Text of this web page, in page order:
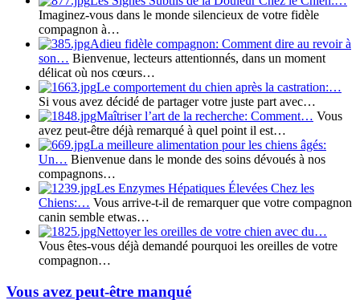
Imaginez-vous dans le monde silencieux de votre fidèle
compagnon à…
Adieu fidèle compagnon: Comment dire au revoir à
son… Bienvenue, lecteurs attentionnés, dans un moment
délicat où nos cœurs…
Le comportement du chien après la castration:…
Si vous avez décidé de partager votre juste part avec…
Maîtriser l’art de la recherche: Comment… Vous
avez peut-être déjà remarqué à quel point il est…
La meilleure alimentation pour les chiens âgés:
Un… Bienvenue dans le monde des soins dévoués à nos
compagnons…
Les Enzymes Hépatiques Élevées Chez les
Chiens:… Vous arrive-t-il de remarquer que votre compagnon
canin semble etwas…
Nettoyer les oreilles de votre chien avec du…
Vous êtes-vous déjà demandé pourquoi les oreilles de votre
compagnon…
Vous avez peut-être manqué